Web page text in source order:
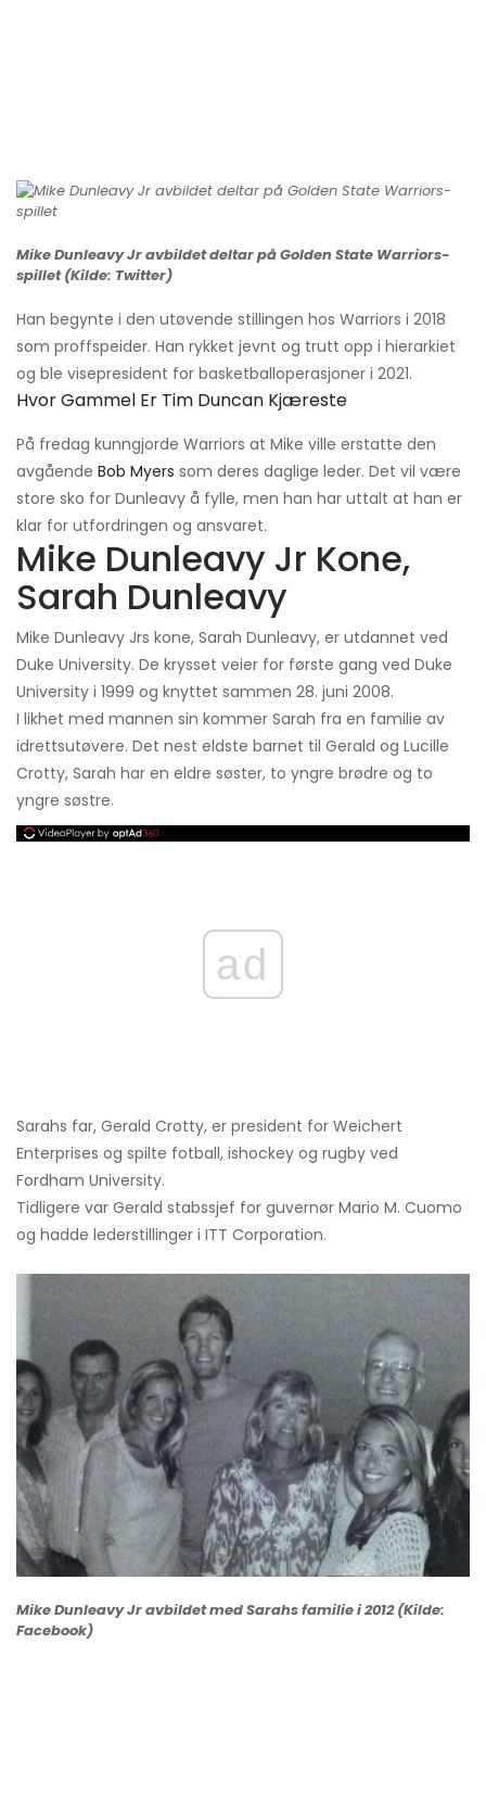
Mike Dunleavy Jr avbildet deltar på Golden State Warriors-
spillet (Kilde: Twitter)
Han begynte i den utøvende stillingen hos Warriors i 2018
som proffspeider. Han rykket jevnt og trutt opp i hierarkiet
og ble visepresident for basketballoperasjoner i 2021.
Hvor Gammel Er Tim Duncan Kjæreste
På fredag ​​kunngjorde Warriors at Mike ville erstatte den
avgående Bob Myers som deres daglige leder. Det vil være
store sko for Dunleavy å fylle, men han har uttalt at han er
klar for utfordringen og ansvaret.
Mike Dunleavy Jr Kone,
Sarah Dunleavy
Mike Dunleavy Jrs kone, Sarah Dunleavy, er utdannet ved
Duke University. De krysset veier for første gang ved Duke
University i 1999 og knyttet sammen 28. juni 2008.
I likhet med mannen sin kommer Sarah fra en familie av
idrettsutøvere. Det nest eldste barnet til Gerald og Lucille
Crotty, Sarah har en eldre søster, to yngre brødre og to
yngre søstre.
ad
Sarahs far, Gerald Crotty, er president for Weichert
Enterprises og spilte fotball, ishockey og rugby ved
Fordham University.
Tidligere var Gerald stabssjef for guvernør Mario M. Cuomo
og hadde lederstillinger i ITT Corporation.
Mike Dunleavy Jr avbildet med Sarahs familie i 2012 (Kilde:
Facebook)